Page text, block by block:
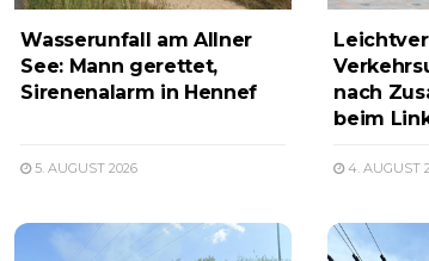
Wasserunfall am Allner
See: Mann gerettet,
Sirenenalarm in Hennef
5. AUGUST 2026
nach
beim
4. AUGUST